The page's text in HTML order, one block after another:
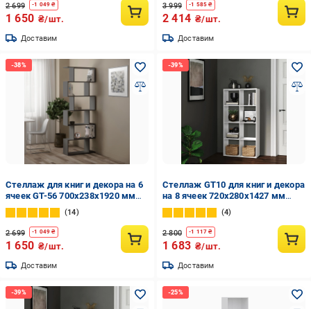
2 699 -1 049 ₴
1 650 ₴/шт.
Доставим
3 999 -1 585 ₴
2 414 ₴/шт.
Доставим
Стеллаж для книг и декора на 6
ячеек GT-56 700х238х1920 мм
Антрацит
14
2 699 -1 049 ₴
1 650 ₴/шт.
Доставим
Стеллаж GT10 для книг и декора
на 8 ячеек 720х280х1427 мм
ДСП 16 мм Белый (20320156)
4
2 800 -1 117 ₴
1 683 ₴/шт.
Доставим